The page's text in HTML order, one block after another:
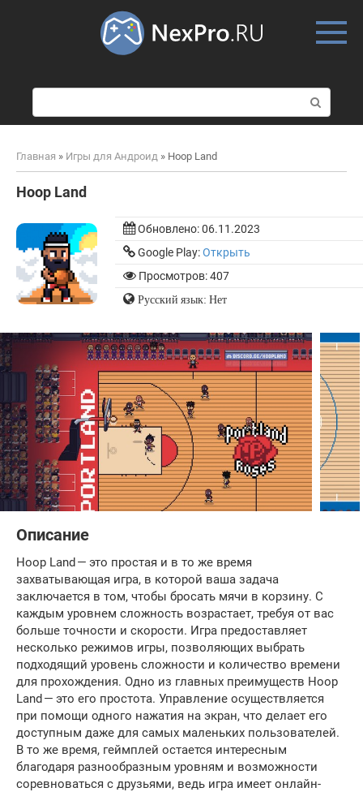
о
и
к
Главная » Игры для Андроид » Hoop Land
Hoop Land
Обновлено:06.11.2023
Google Play:Открыть
Просмотров: 407
Русский язык: Нет
Описание
Hoop Land — это простая и в то же время
захватывающая игра, в которой ваша задача
заключается в том, чтобы бросать мячи в корзину. С
каждым уровнем сложность возрастает, требуя от вас
больше точности и скорости. Игра предоставляет
несколько режимов игры, позволяющих выбрать
подходящий уровень сложности и количество времени
для прохождения. Одно из главных преимуществ Hoop
Land — это его простота. Управление осуществляется
при помощи одного нажатия на экран, что делает его
доступным даже для самых маленьких пользователей.
В то же время, геймплей остается интересным
благодаря разнообразным уровням и возможности
соревноваться с друзьями, ведь игра имеет онлайн-